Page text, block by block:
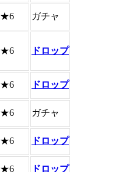
★6 ガチャ
★6 ドロップ
★6 ドロップ
★6 ガチャ
★6 ドロップ
★6 ドロップ